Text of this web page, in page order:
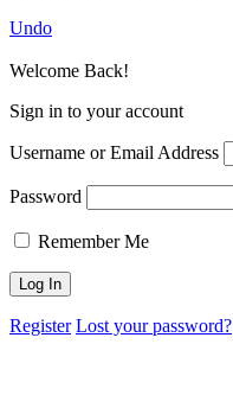
Undo
Welcome Back!
Sign in to your account
Username or Email Address
Password
Remember Me
Register Lost your password?